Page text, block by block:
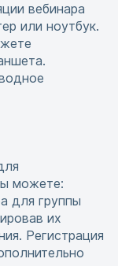
вебинара
или ноутбук.
можете:
для группы
их
Регистрация